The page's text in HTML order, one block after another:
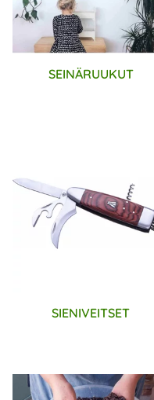
SEINÄRUUKUT
SIENIVEITSET